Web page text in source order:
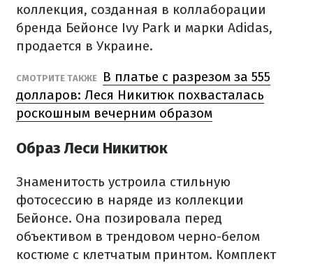
коллекция, созданная в коллаборации
бренда Бейонсе Ivy Park и марки Adidas,
продается в Украине.
СМОТРИТЕ ТАКЖЕ
В платье с разрезом за 555
долларов: Леся Никитюк похвасталась
роскошным вечерним образом
Образ Леси Никитюк
Знаменитость устроила стильную
фотосессию в наряде из коллекции
Бейонсе. Она позировала перед
объективом в трендовом черно-белом
костюме с клетчатым принтом. Комплект